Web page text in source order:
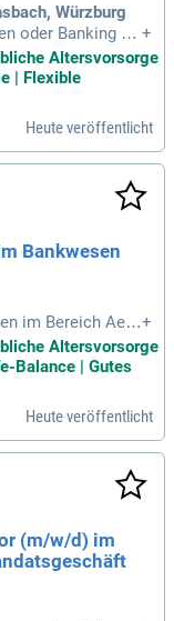
Würzburg
oder Banking ab
mehrjährige ein
Vermögensbe
Bank oder eine
+
Altersvorsorge
| Flexible
Heute veröffentlicht
Bankwesen
im Bereich Aero
Bank.
+
Altersvorsorge
Balance | Gutes
Heute veröffentlicht
(m/w/d) im